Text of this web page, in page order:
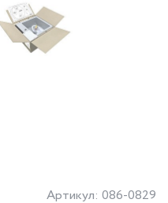
Артикул: 086-0829